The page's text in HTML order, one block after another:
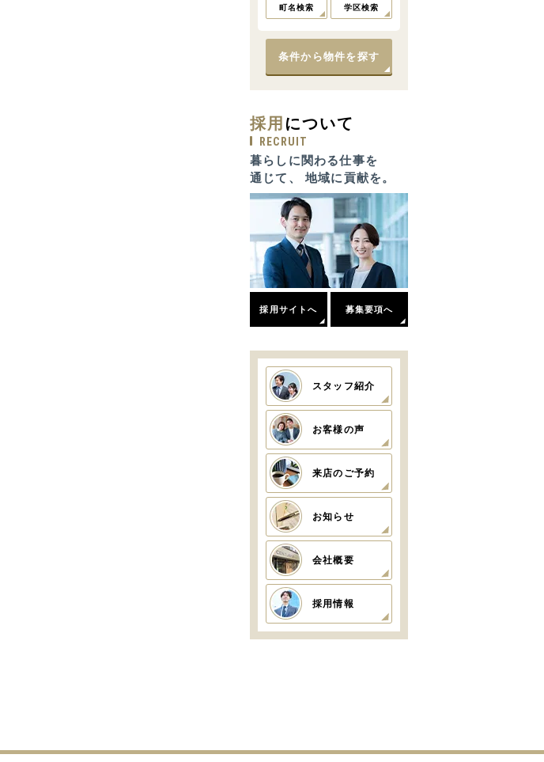
町名検索 学区検索
条件から物件を探す
採用 について
RECRUIT
暮らしに関わる仕事を
通じて、 地域に貢献を。
採用サイトへ 募集要項へ
スタッフ紹介
お客様の声
来店のご予約
お知らせ
会社概要
採用情報